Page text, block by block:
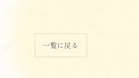
一覧に戻る